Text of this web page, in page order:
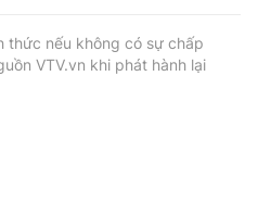
thức nếu không có sự chấp
VTV.vn khi phát hành lại